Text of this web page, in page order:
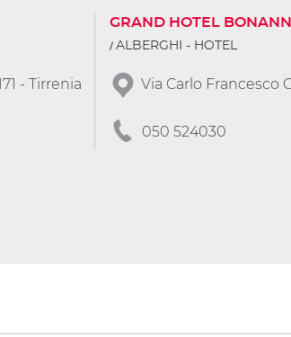
- Tirrenia
GRAND HOTEL
ALBERGHI - HOTEL
Via Carlo Francesco
050 524030